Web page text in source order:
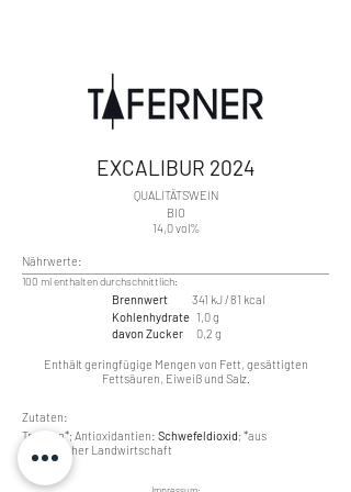
EXCALIBUR 2024
​QUALITÄTSWEIN
BIO
14,0 vol%
Nährwerte:
​100 ml enthalten durchschnittlich:
Brennwert 341 kJ / 81 kcal
Kohlenhydrate 1,0 g
davon Zucker 0,2 g
Enthält geringfügige Mengen von Fett, gesättigten
Fettsäuren, Eiweiß und Salz.
Zutaten:
Trauben*; Antioxidantien: Schwefeldioxid; *aus
ökologischer Landwirtschaft